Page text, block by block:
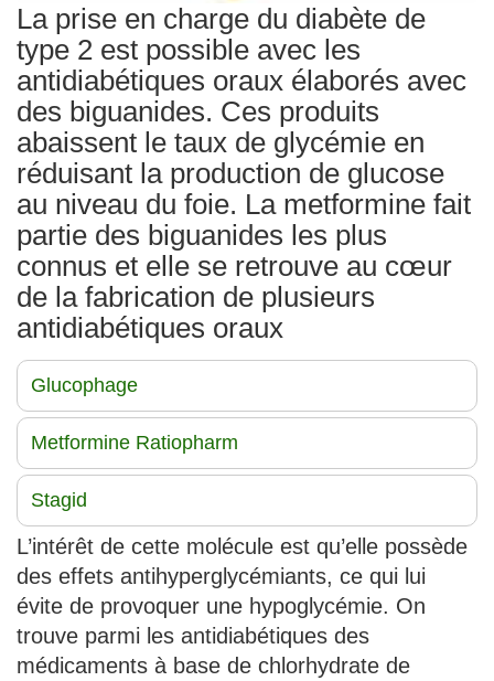
La prise en charge du diabète de
type 2 est possible avec les
antidiabétiques oraux élaborés avec
des biguanides. Ces produits
abaissent le taux de glycémie en
réduisant la production de glucose
au niveau du foie. La metformine fait
partie des biguanides les plus
connus et elle se retrouve au cœur
de la fabrication de plusieurs
antidiabétiques oraux
Glucophage
Metformine Ratiopharm
Stagid
L’intérêt de cette molécule est qu’elle possède
des effets antihyperglycémiants, ce qui lui
évite de provoquer une hypoglycémie. On
trouve parmi les antidiabétiques des
médicaments à base de chlorhydrate de